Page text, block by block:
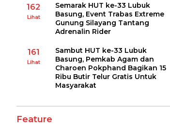
162
Lihat
Semarak HUT ke-33 Lubuk
Basung, Event Trabas Extreme
Gunung Silayang Tantang
Adrenalin Rider
161
Lihat
Sambut HUT ke-33 Lubuk
Basung, Pemkab Agam dan
Charoen Pokphand Bagikan 15
Ribu Butir Telur Gratis Untuk
Masyarakat
Feature